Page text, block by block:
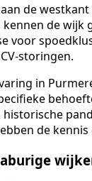
de
de wijk
voor
storingen.
in
de